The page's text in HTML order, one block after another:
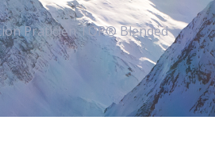
Praticien TOP® Blended